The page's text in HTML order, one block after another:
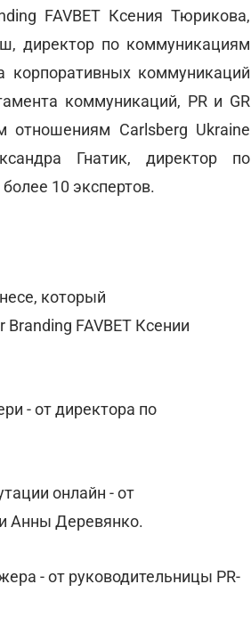
FAVBET Ксения Тюрикова,
директор по коммуникациям
корпоративных коммуникаций
коммуникаций, PR и GR
отношениям Carlsberg Ukraine
Гнатик, директор по
10 экспертов.
который
FAVBET Ксении
- от директора по
онлайн - от
Анны Деревянко.
- от руководительницы PR-